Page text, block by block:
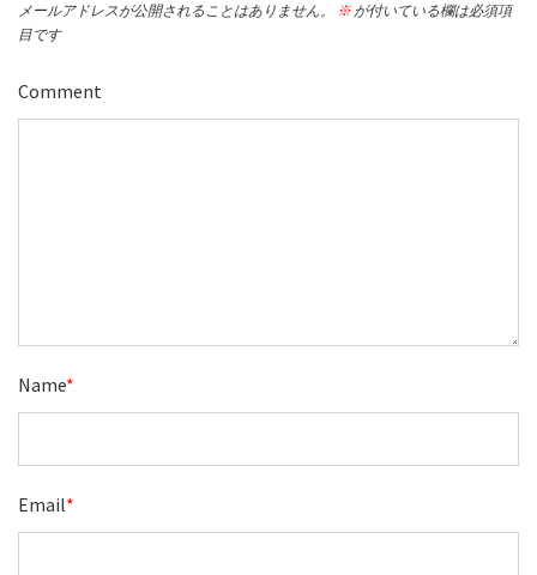
メールアドレスが公開されることはありません。 ※ が付いている欄は必須項
目です
Comment
Name*
Email*